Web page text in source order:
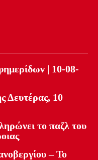
| 10-08-
Δευτέρας, 10
το παζλ του
– Το